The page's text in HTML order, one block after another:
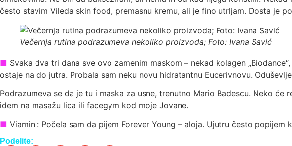
često stavim Vileda skin food, premasnu kremu, ali je fino utrljam. Dosta je
Večernja rutina podrazumeva nekoliko proizvoda; Foto: Ivana Savić
■ Svaka dva tri dana sve ovo zamenim maskom – nekad kolagen
ostaje na do jutra. Probala sam neku novu hidratantnu Eucerivnovu.
Podrazumeva se da je tu i maska za usne, trenutno Mario Badescu. Neko
idem na masažu lica ili facegym kod moje Jovane.
■ Viamini: Počela sam da pijem Forever Young – aloja. Ujutru često
Podelite: